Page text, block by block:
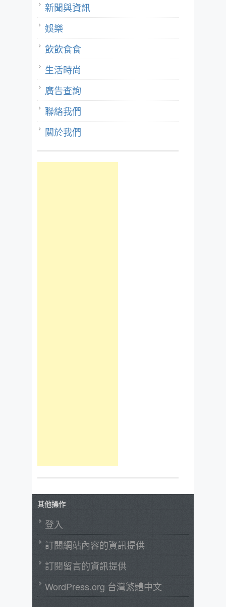
新聞與資訊
娛樂
飲飲食食
生活時尚
廣告查詢
聯絡我們
關於我們
其他操作
登入
訂閱網站內容的資訊提供
訂閱留言的資訊提供
WordPress.org 台灣繁體中文